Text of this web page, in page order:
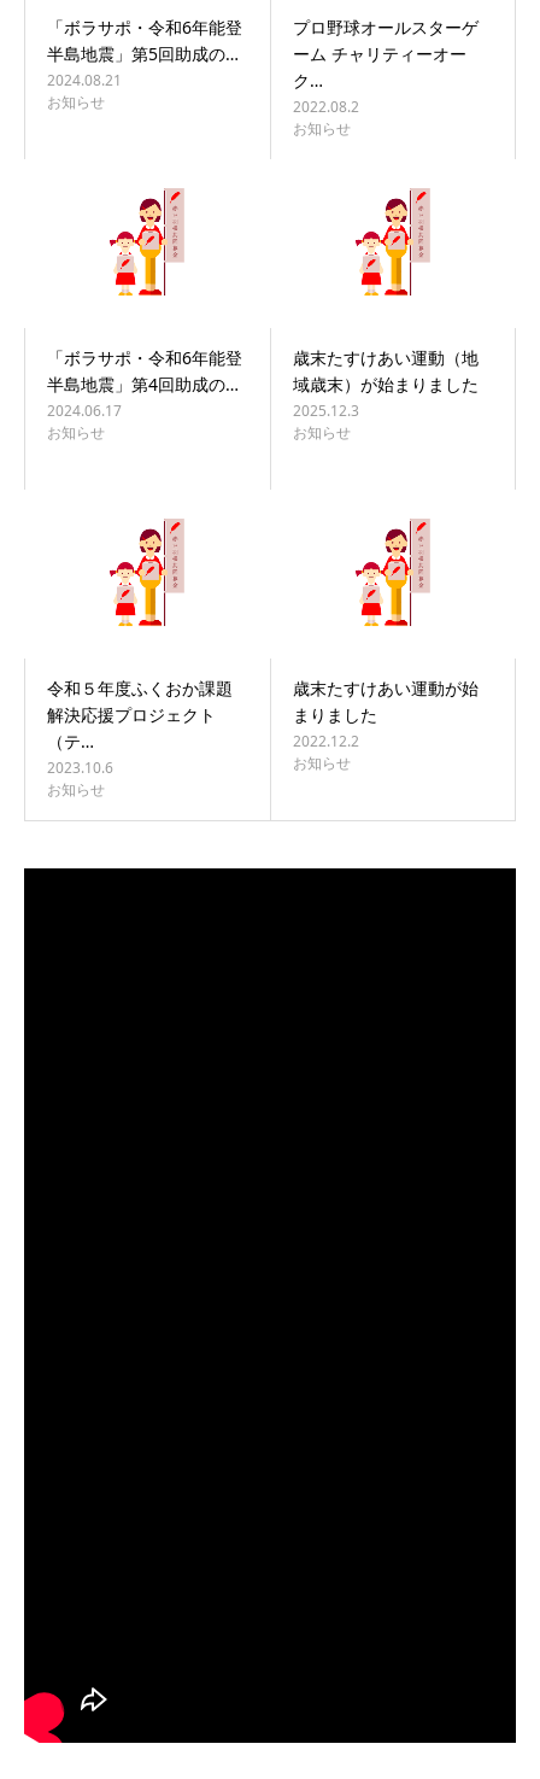
「ボラサポ・令和6年能登
半島地震」第5回助成の…
2024.08.21
お知らせ
プロ野球オールスターゲ
ーム チャリティーオー
ク…
2022.08.2
お知らせ
「ボラサポ・令和6年能登
半島地震」第4回助成の…
2024.06.17
お知らせ
歳末たすけあい運動（地
域歳末）が始まりました
2025.12.3
お知らせ
令和５年度ふくおか課題
解決応援プロジェクト
（テ…
2023.10.6
お知らせ
歳末たすけあい運動が始
まりました
2022.12.2
お知らせ